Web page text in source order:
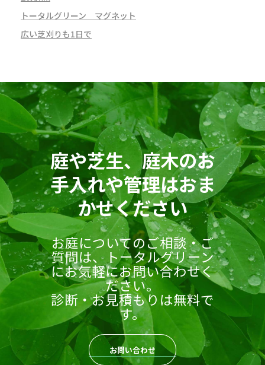
トータルグリーン マグネット
広い芝刈りも1日で
庭や芝生、庭木のお
手入れや管理はおま
かせください
お庭についてのご相談・ご
質問は、トータルグリーン
にお気軽にお問い合わせく
ださい。
診断・お見積もりは無料で
す。
お問い合わせ